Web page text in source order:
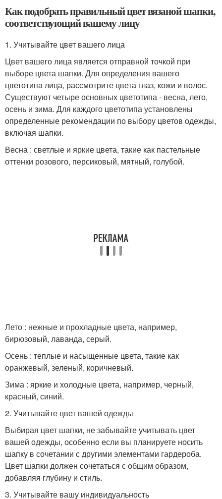
Как подобрать правильный цвет вязаной шапки,
соответствующий вашему лицу
1. Учитывайте цвет вашего лица
Цвет вашего лица является отправной точкой при
выборе цвета шапки. Для определения вашего
цветотипа лица, рассмотрите цвета глаз, кожи и волос.
Существуют четыре основных цветотипа - весна, лето,
осень и зима. Для каждого цветотипа установлены
определенные рекомендации по выбору цветов одежды,
включая шапки.
Весна : светлые и яркие цвета, такие как пастельные
оттенки розового, персиковый, мятный, голубой.
Лето : нежные и прохладные цвета, например,
бирюзовый, лаванда, серый.
Осень : теплые и насыщенные цвета, такие как
оранжевый, зеленый, коричневый.
Зима : яркие и холодные цвета, например, черный,
красный, синий.
2. Учитывайте цвет вашей одежды
Выбирая цвет шапки, не забывайте учитывать цвет
вашей одежды, особенно если вы планируете носить
шапку в сочетании с другими элементами гардероба.
Цвет шапки должен сочетаться с общим образом,
добавляя глубину и стиль.
3. Учитывайте вашу индивидуальность